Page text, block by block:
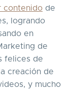
contenido de
logrando
en
de
felices de
creación de
y mucho